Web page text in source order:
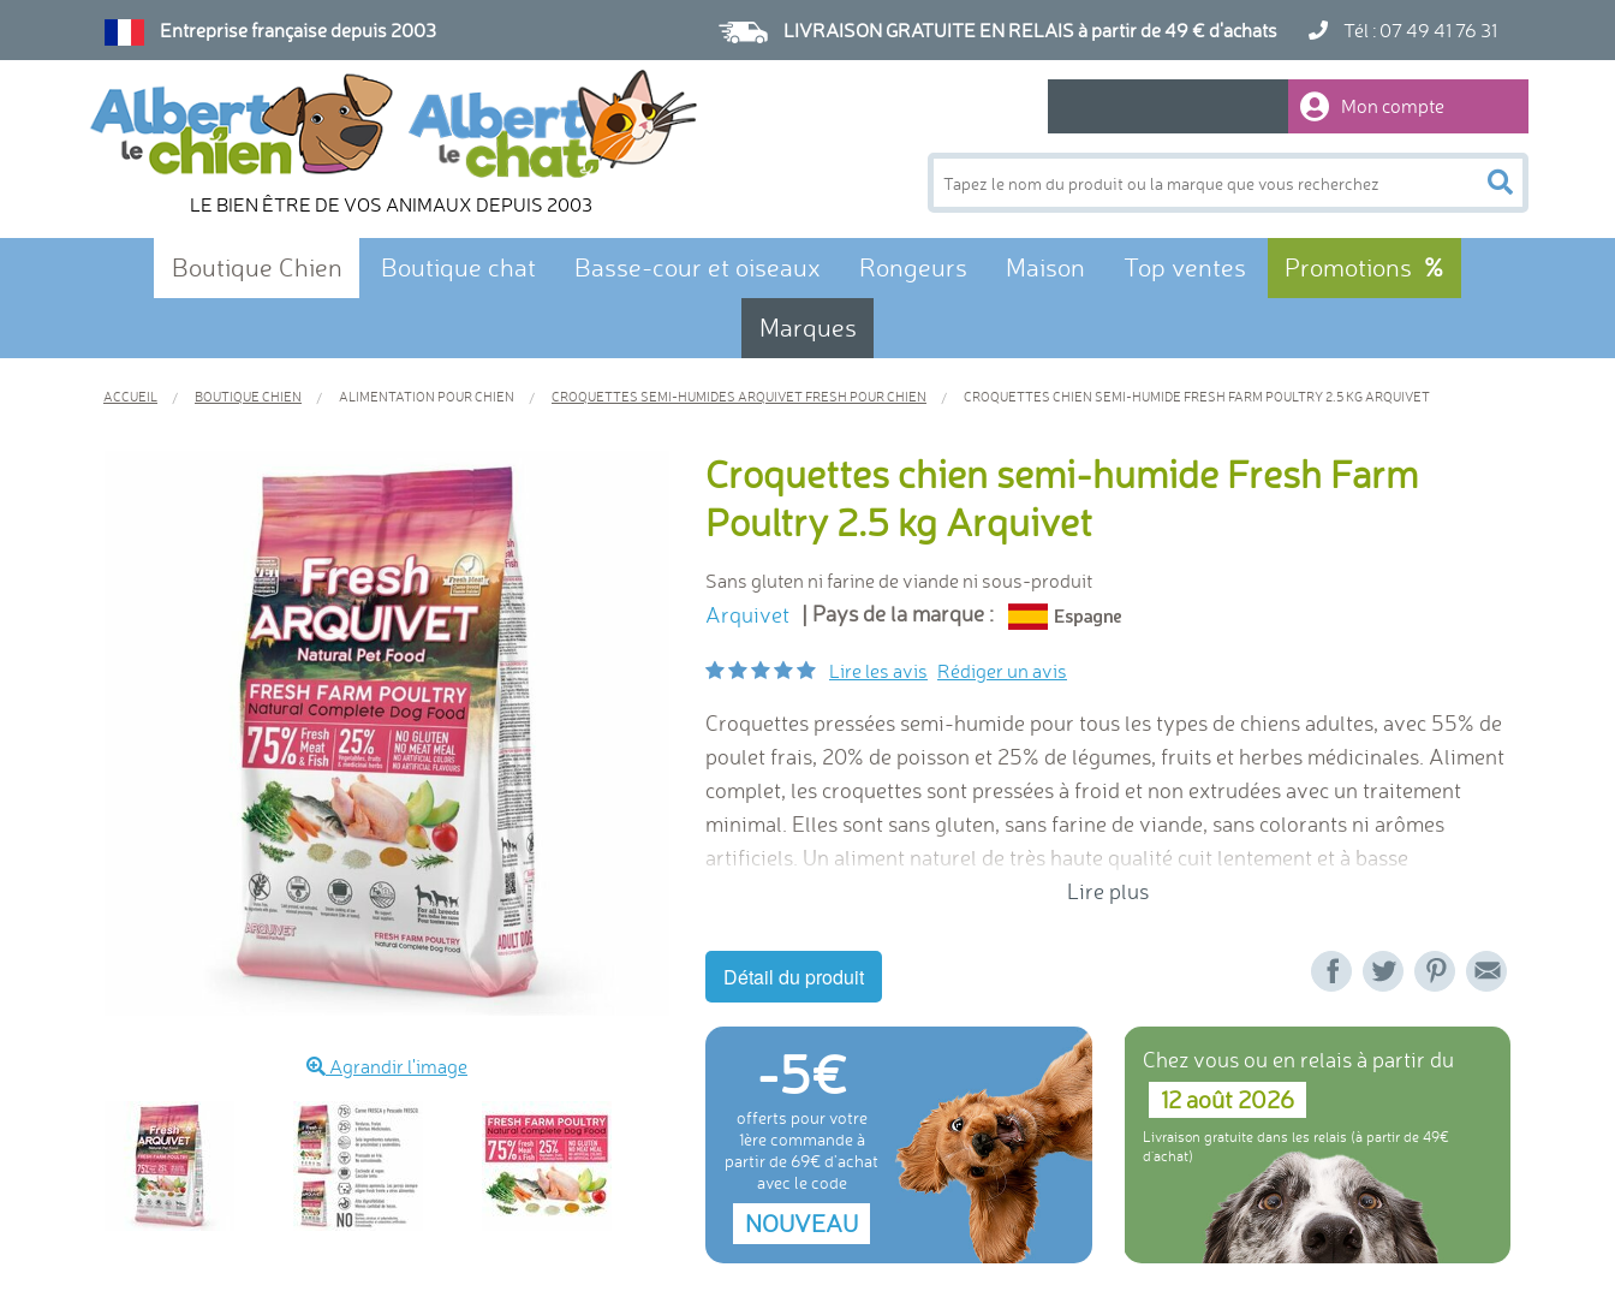
Entreprise française depuis 2003 LIVRAISON GRATUITE EN RELAIS à partir de 49 € d'achats Tél : 07 49 41 76 31
LE BIEN ÊTRE DE VOS ANIMAUX DEPUIS 2003
Mon compte
Boutique Chien Boutique chat Basse-cour et oiseaux Rongeurs Maison Top ventes
Promotions
Marques
ACCUEIL BOUTIQUE CHIEN ALIMENTATION POUR CHIEN CROQUETTES SEMI-HUMIDES ARQUIVET FRESH POUR CHIEN CROQUETTES CHIEN SEMI-HUMIDE FRESH FARM POULTRY 2.5 KG ARQUIVET
Agrandir l'image
Croquettes chien semi-humide Fresh Farm
Poultry 2.5 kg Arquivet
Sans gluten ni farine de viande ni sous-produit
Arquivet | Pays de la marque :
Lire les avis Rédiger un avis
Croquettes pressées semi-humide pour tous les types de chiens adultes, avec 55% de
poulet frais, 20% de poisson et 25% de légumes, fruits et herbes médicinales. Aliment
complet, les croquettes sont pressées à froid et non extrudées avec un traitement
minimal. Elles sont sans gluten, sans farine de viande, sans colorants ni arômes
artificiels. Un aliment naturel de très haute qualité cuit lentement et à basse
Pas de gluten, ni farine de viande, ni sous-produit. Pas d'aromatisants, ni
Lire plus
Détail du produit
-5
offerts pour votre
1ère commande à
partir de 69€ d'achat
avec le code
NOUVEAU
Chez vous ou en relais à partir du
12 août 2026
Livraison gratuite dans les relais (à partir de 49
d'achat)